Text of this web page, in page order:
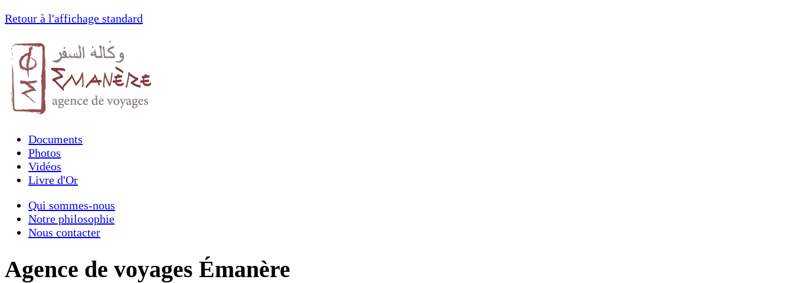
Retour à l'affichage standard
Documents
Photos
Vidéos
Livre d'Or
Qui sommes-nous
Notre philosophie
Nous contacter
Agence de voyages Émanère